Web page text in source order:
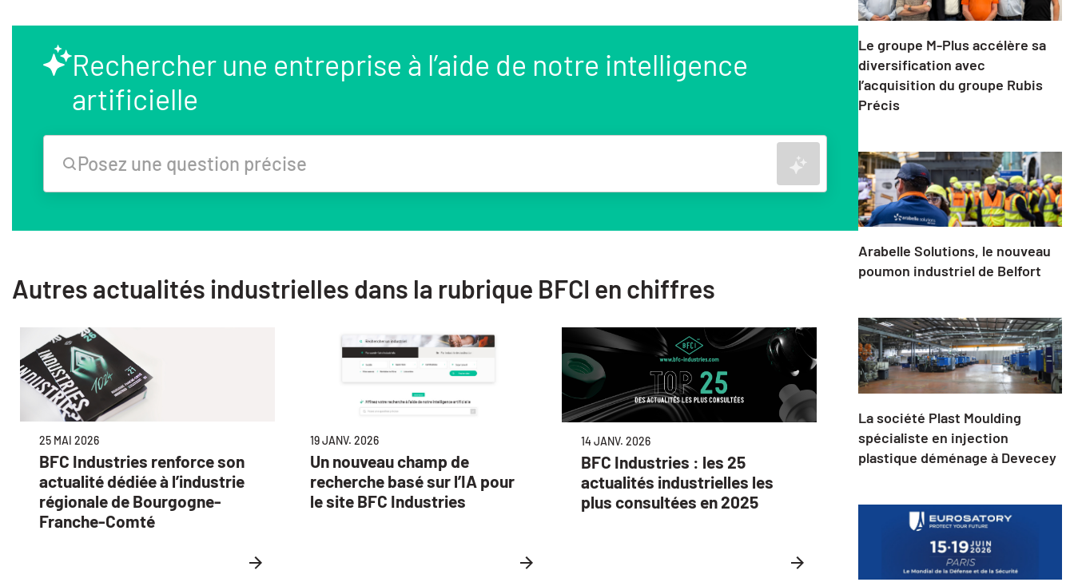
Rechercher une entreprise à l’aide de notre intelligence
artificielle
Posez une question précise
Rechercher
Autres actualités industrielles dans la rubrique BFCI en chiffres
25 MAI 2026
BFC Industries renforce son
actualité dédiée à l’industrie
régionale de Bourgogne-
Franche-Comté
19 JANV. 2026
Un nouveau champ de
recherche basé sur l’IA pour
le site BFC Industries
14 JANV. 2026
BFC Industries : les 25
actualités industrielles les
plus consultées en 2025
Le groupe M-Plus accélère sa
diversification avec
l’acquisition du groupe Rubis
Précis
Arabelle Solutions, le nouveau
poumon industriel de Belfort
La société Plast Moulding
spécialiste en injection
plastique déménage à Devecey